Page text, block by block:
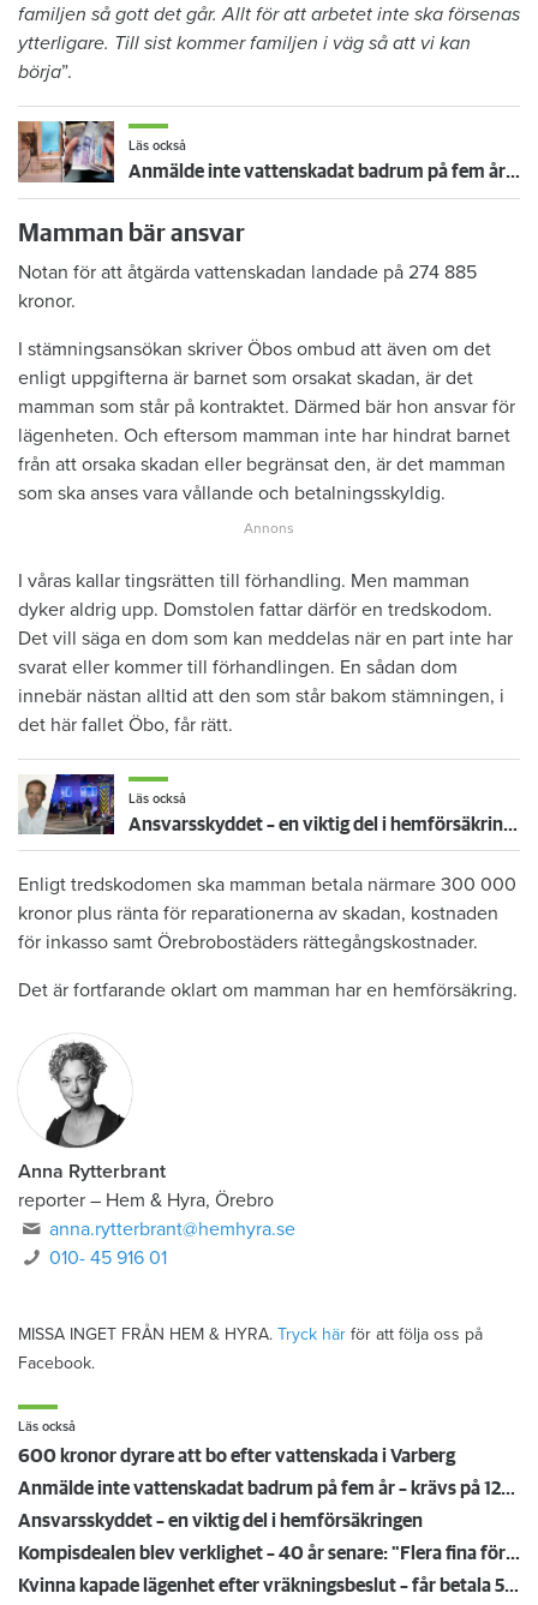
familjen så gott det går. Allt för att arbetet inte ska försenas
ytterligare. Till sist kommer familjen i väg så att vi kan
börja”.
Läs också
Anmälde inte vattenskadat badrum på fem år – krävs på 125 000 kronor
Mamman bär ansvar
Notan för att åtgärda vattenskadan landade på 274 885
kronor.
I stämningsansökan skriver Öbos ombud att även om det
enligt uppgifterna är barnet som orsakat skadan, är det
mamman som står på kontraktet. Därmed bär hon ansvar för
lägenheten. Och eftersom mamman inte har hindrat barnet
från att orsaka skadan eller begränsat den, är det mamman
som ska anses vara vållande och betalningsskyldig.
I våras kallar tingsrätten till förhandling. Men mamman
dyker aldrig upp. Domstolen fattar därför en tredskodom.
Det vill säga en dom som kan meddelas när en part inte har
svarat eller kommer till förhandlingen. En sådan dom
innebär nästan alltid att den som står bakom stämningen, i
det här fallet Öbo, får rätt.
Läs också
Ansvarsskyddet – en viktig del i hemförsäkringen
Enligt tredskodomen ska mamman betala närmare 300 000
kronor plus ränta för reparationerna av skadan, kostnaden
för inkasso samt Örebrobostäders rättegångskostnader.
Det är fortfarande oklart om mamman har en hemförsäkring.
Anna Rytterbrant
reporter – Hem & Hyra, Örebro
anna.rytterbrant@hemhyra.se
010- 45 916 01
MISSA INGET FRÅN HEM & HYRA. Tryck här för att följa oss på
Facebook.
Läs också
600 kronor dyrare att bo efter vattenskada i Varberg
Anmälde inte vattenskadat badrum på fem år – krävs på 125 000 kronor
Ansvarsskyddet – en viktig del i hemförsäkringen
Kompisdealen blev verklighet – 40 år senare: "Flera fina fördelar med att dela bostad"
Kvinna kapade lägenhet efter vräkningsbeslut – får betala 50 000